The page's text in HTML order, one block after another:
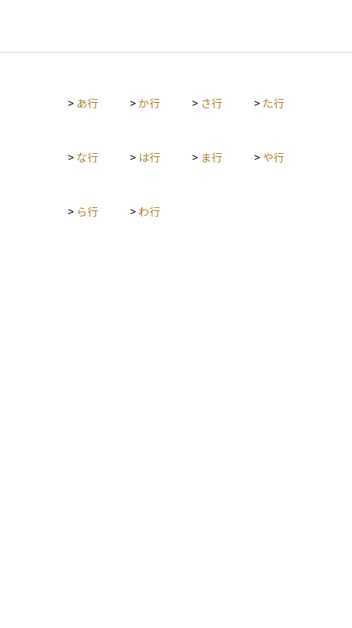
> あ行 >か行 > さ行 > た行
> な行 > は行 > ま行 > や行
> ら行 > わ行